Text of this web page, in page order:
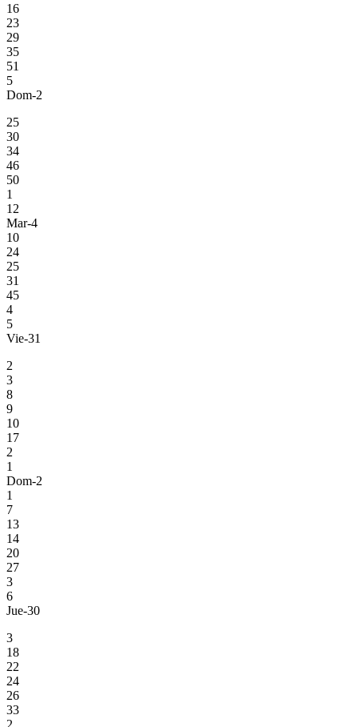
16
23
29
35
51
5
Dom-2
25
30
34
46
50
1
12
Mar-4
10
24
25
31
45
4
5
Vie-31
2
3
8
9
10
17
2
1
Dom-2
1
7
13
14
20
27
3
6
Jue-30
3
18
22
24
26
33
2